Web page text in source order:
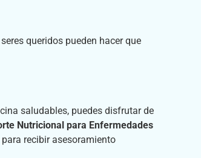
queridos pueden hacer que
saludables, puedes disfrutar de
Nutricional para Enfermedades
para recibir asesoramiento